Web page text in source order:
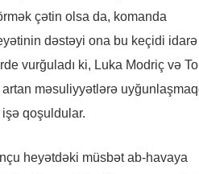
çətin olsa da, komanda
dəstəyi ona bu keçidi idarə
vurğuladı ki, Luka Modriç və
məsuliyyətlərə
qoşuldular.
heyətdəki müsbət ab-havaya